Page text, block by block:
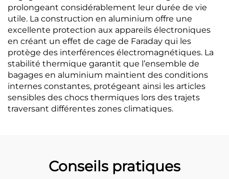
prolongeant considérablement leur durée de vie
utile. La construction en aluminium offre une
excellente protection aux appareils électroniques
en créant un effet de cage de Faraday qui les
protège des interférences électromagnétiques. La
stabilité thermique garantit que l’ensemble de
bagages en aluminium maintient des conditions
internes constantes, protégeant ainsi les articles
sensibles des chocs thermiques lors des trajets
traversant différentes zones climatiques.
Conseils pratiques